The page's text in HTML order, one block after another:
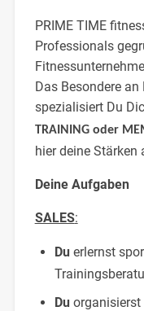
PRIME TIME
Professionals
Das Besondere
spezialisiert Du
TRAINING oder
hier deine Stärken
Deine Aufgaben
SALES:
Du erlernst
Du